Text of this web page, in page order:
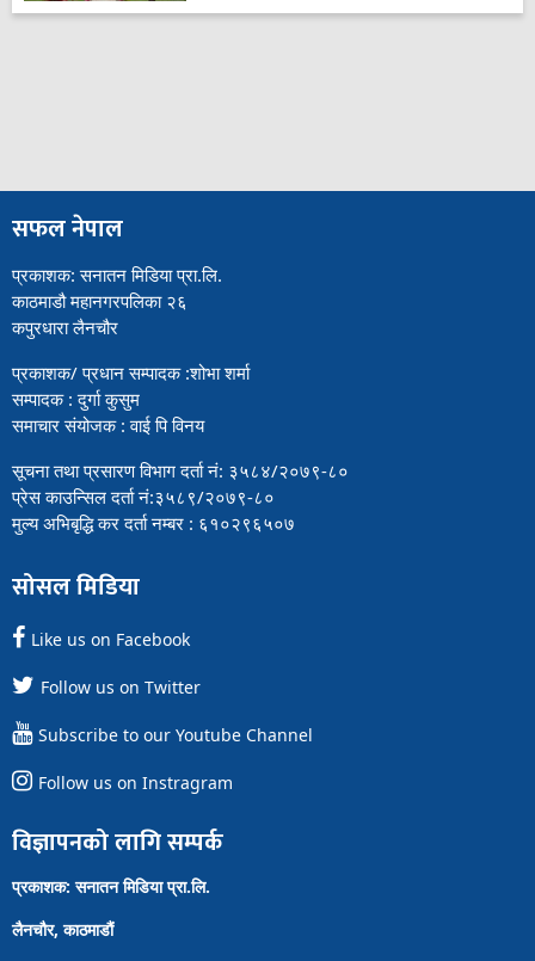
सफल नेपाल
प्रकाशक: सनातन मिडिया प्रा.लि.
काठमाडौ महानगरपलिका २६
कपुरधारा लैनचौर
प्रकाशक/ प्रधान सम्पादक :शोभा शर्मा
सम्पादक : दुर्गा कुसुम
समाचार संयोजक : वाई पि विनय
सूचना तथा प्रसारण विभाग दर्ता नं: ३५८४/२०७९-८०
प्रेस काउन्सिल दर्ता नं:३५८९/२०७९-८०
मुल्य अभिबृद्धि कर दर्ता नम्बर : ६१०२९६५०७
सोसल मिडिया
Like us on Facebook
Follow us on Twitter
Subscribe to our Youtube Channel
Follow us on Instragram
विज्ञापनको लागि सम्पर्क
प्रकाशक: सनातन मिडिया प्रा.लि.
लैनचौर, काठमाडौं